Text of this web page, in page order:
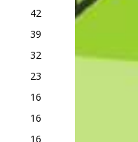
42
39
32
23
16
16
16